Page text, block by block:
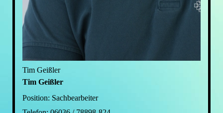
Tim Geißler
Tim Geißler
Position: Sachbearbeiter